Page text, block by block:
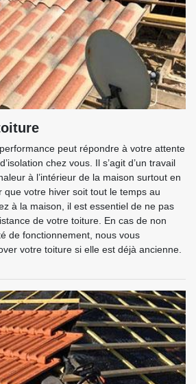
peut répondre à votre attente
chez vous. Il s’agit d’un travail
à l’intérieur de la maison surtout en
que votre hiver soit tout le temps au
à la maison, il est essentiel de ne pas
de votre toiture. En cas de non
de fonctionnement, nous vous
votre toiture si elle est déjà ancienne.